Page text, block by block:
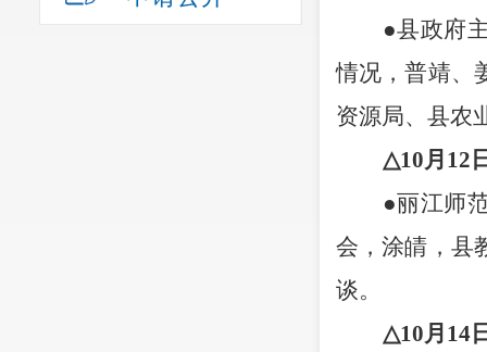
●县政府
情况，普靖、
资源局、县农
△10月 12
●丽江师
会，涂皘，县
谈。
△10月 14